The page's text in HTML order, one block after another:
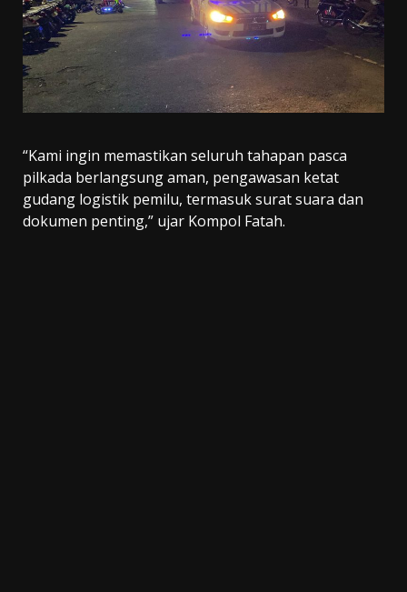
“Kami ingin memastikan seluruh tahapan pasca
pilkada berlangsung aman, pengawasan ketat
gudang logistik pemilu, termasuk surat suara dan
dokumen penting,” ujar Kompol Fatah.